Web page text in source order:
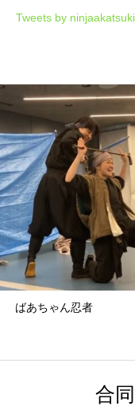
Tweets by
新年明けましておめでと
合